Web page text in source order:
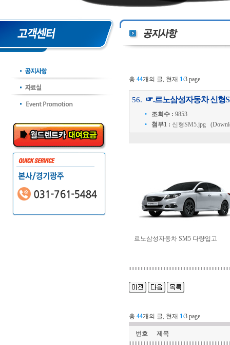
총 44개의 글, 현재 1/3 page
56. ☞.르노삼성자동차 신형
• 조회수 : 9853
•
첨부1 : 신형SM5.jpg
르노삼성자동차 SM5 다량입고
총 44개의 글, 현재 1/3 page
번호 제목